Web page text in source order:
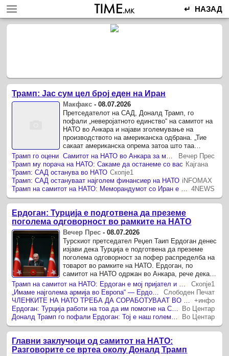
↵ НАЗАД
Трамп: Јас сум цел број еден на Иран
Макфакс -08.07.2026
Претседателот на САД, Доналд Трамп, го
пофали „неверојатното единство“ на самитот на
НАТО во Анкара и најави зголемување на
производството на американска одбрана. „Тие
сакаат американска опрема затоа што таа
функционира подобро“, рече Трамп на прес-
конференција, осврнувајќи се ...
Вечер Прес
Трамп му порача на НАТО: Сакаме да останеме со вас Кајгана
Трамп: САД останува во НАТО Скопје1
Трамп: САД остануваат најголем финансиер на НАТО iNFOMAX
4NEWS
Ердоган: Турција е подготвена да преземе
поголема одговорност во рамките на НАТО
Вечер Прес -08.07.2026
Турскиот претседател Реџеп Таип Ердоган денес
изјави дека Турција е подготвена да преземе
поголема одговорност за пофер распределба на
товарот во рамките на НАТО. Ердоган, по
самитот на НАТО одржан во Анкара, рече дека
„самитот ги постави темелите за посилен сојуз“,
пренесува ...
Скопје1
Слободен Печат
+инфо
Во Центар
Во Центар
Главни заклучоци од самитот на НАТО:
Разговорите се вртеа околу Доналд Трамп